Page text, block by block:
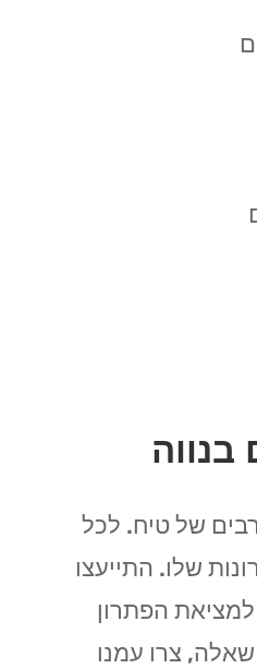
בנווה
של טיח. לכל
שלו. התייעצו
הפתרון
צרו עמנו